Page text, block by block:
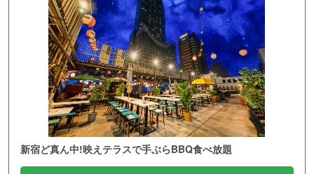
新宿ど真ん中!映えテラスで手ぶらBBQ食べ放題